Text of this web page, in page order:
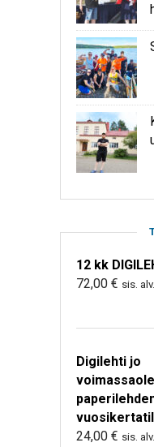
12 kk
72,00 € sis.
Digilehti jo
24,00 € sis.